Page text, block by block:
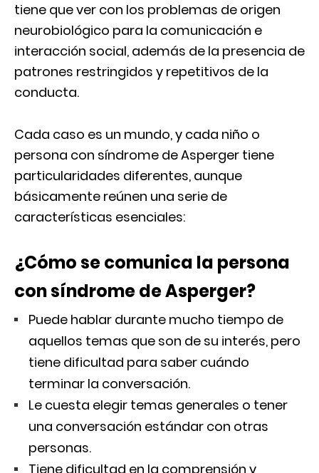
tiene que ver con los problemas de origen
neurobiológico para la comunicación e
interacción social, además de la presencia de
patrones restringidos y repetitivos de la
conducta.
Cada caso es un mundo, y cada niño o
persona con síndrome de Asperger tiene
particularidades diferentes, aunque
básicamente reúnen una serie de
características esenciales:
¿Cómo se comunica la persona
con síndrome de Asperger?
Puede hablar durante mucho tiempo de
aquellos temas que son de su interés, pero
tiene dificultad para saber cuándo
terminar la conversación.
Le cuesta elegir temas generales o tener
una conversación estándar con otras
personas.
Tiene dificultad en la comprensión y